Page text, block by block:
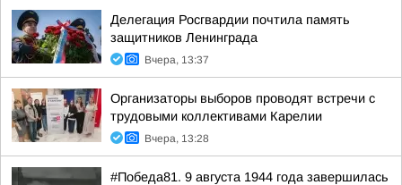
Делегация Росгвардии почтила память
защитников Ленинграда
Вчера, 13:37
Организаторы выборов проводят встречи с
трудовыми коллективами Карелии
Вчера, 13:28
#Победа81. 9 августа 1944 года завершилась